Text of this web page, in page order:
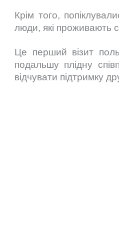
Крім того,
люди, які проживають
Це перший візит
подальшу плідну
відчувати підтримку